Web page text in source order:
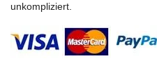
unkompliziert.